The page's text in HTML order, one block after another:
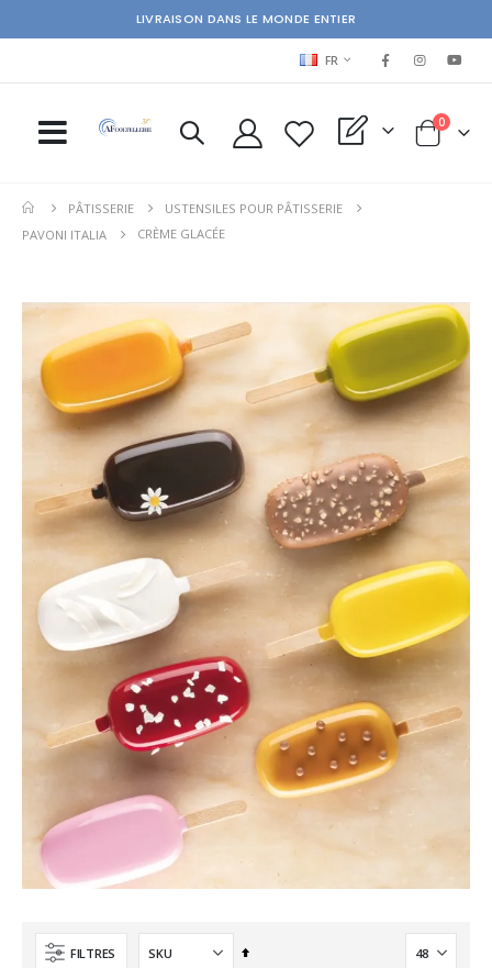
LIVRAISON DANS LE MONDE ENTIER
LANGUAGE
FR
My Quote Cart
0items
PÂTISSERIE
USTENSILES POUR PÂTISSERIE
PAVONI ITALIA
CRÈME GLACÉE
FILTRES
Ordre